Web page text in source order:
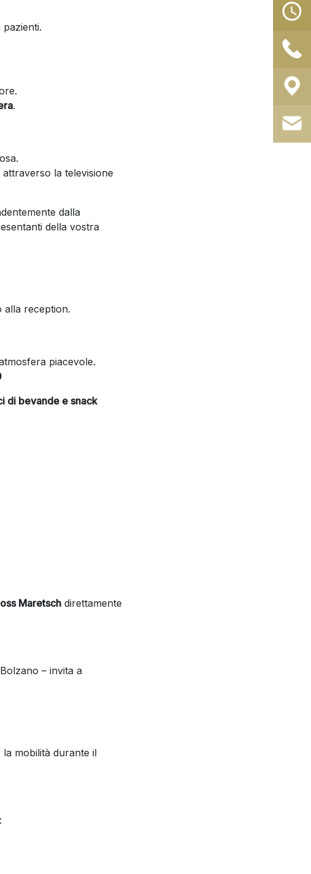
.
la televisione
dalla
della vostra
alla reception.
piacevole.
di bevande e snack
Maretsch direttamente
– invita a
la mobilità durante il